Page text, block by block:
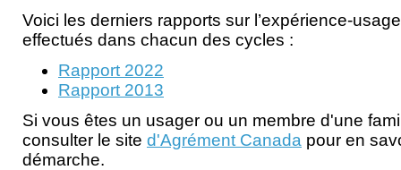
Voici les derniers rapports sur l’expérience-
effectués dans chacun des cycles :
Rapport 2022
Rapport 2013
Si vous êtes un usager ou un membre d'une
consulter le site d'Agrément Canada pour en
démarche.